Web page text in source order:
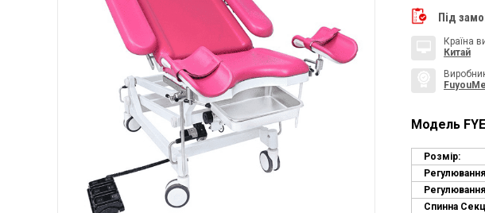
Під
Країна
Китай
Модель
Розмір:
Спинна